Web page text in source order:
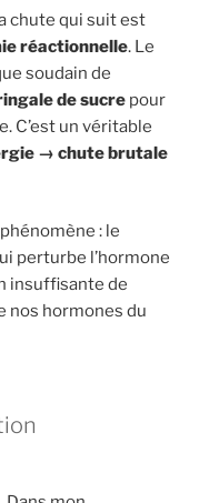
chute qui suit est
réactionnelle. Le
soudain de
de sucre pour
C’est un véritable
→ chute brutale
: le
perturbe l’hormone
insuffisante de
nos hormones du